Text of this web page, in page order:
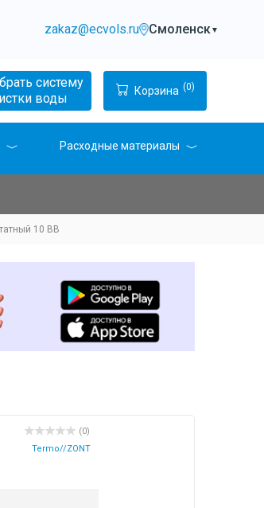
zakaz@ecvols.ru Смоленск▼
систему
воды
Корзина (0)
Расходные материалы
10 BB
(0)
Termo//ZONT